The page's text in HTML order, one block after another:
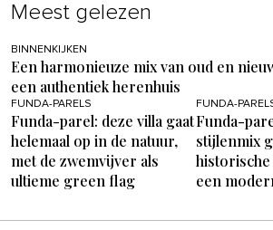
Meest gelezen
BINNENKIJKEN
Een harmonieuze mix van oud en
een authentiek herenhuis
FUNDA-PARELS
Funda-parel: deze villa gaat
helemaal op in de natuur,
met de zwemvijver als
ultieme green flag
FUNDA-
Funda-
stijlenmix
een